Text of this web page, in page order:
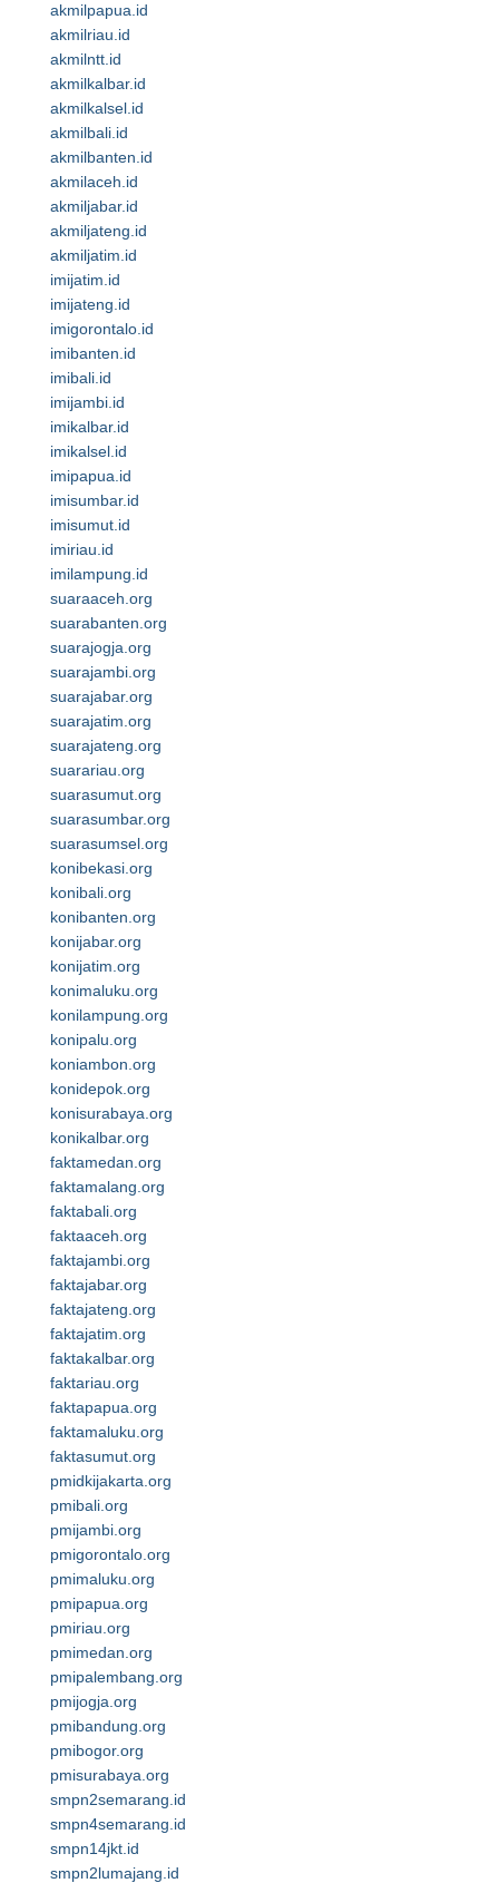
akmilpapua.id
akmilriau.id
akmilntt.id
akmilkalbar.id
akmilkalsel.id
akmilbali.id
akmilbanten.id
akmilaceh.id
akmiljabar.id
akmiljateng.id
akmiljatim.id
imijatim.id
imijateng.id
imigorontalo.id
imibanten.id
imibali.id
imijambi.id
imikalbar.id
imikalsel.id
imipapua.id
imisumbar.id
imisumut.id
imiriau.id
imilampung.id
suaraaceh.org
suarabanten.org
suarajogja.org
suarajambi.org
suarajabar.org
suarajatim.org
suarajateng.org
suarariau.org
suarasumut.org
suarasumbar.org
suarasumsel.org
konibekasi.org
konibali.org
konibanten.org
konijabar.org
konijatim.org
konimaluku.org
konilampung.org
konipalu.org
koniambon.org
konidepok.org
konisurabaya.org
konikalbar.org
faktamedan.org
faktamalang.org
faktabali.org
faktaaceh.org
faktajambi.org
faktajabar.org
faktajateng.org
faktajatim.org
faktakalbar.org
faktariau.org
faktapapua.org
faktamaluku.org
faktasumut.org
pmidkijakarta.org
pmibali.org
pmijambi.org
pmigorontalo.org
pmimaluku.org
pmipapua.org
pmiriau.org
pmimedan.org
pmipalembang.org
pmijogja.org
pmibandung.org
pmibogor.org
pmisurabaya.org
smpn2semarang.id
smpn4semarang.id
smpn14jkt.id
smpn2lumajang.id